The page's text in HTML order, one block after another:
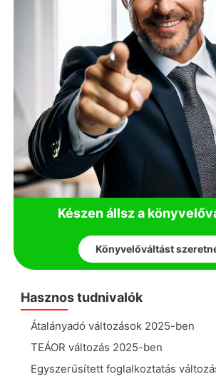
Készen állsz a
Könyvelőváltást
Hasznos tudnivalók
Átalányadó változások 2025-ben
TEÁOR változás 2025-ben
Egyszerűsített foglalkoztatás